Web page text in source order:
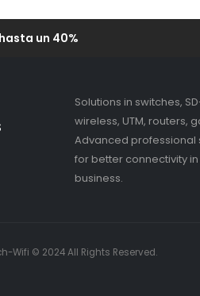
un 40%
Solutions in switches,
wireless, UTM, routers,
Advanced professional
for better connectivity
business.
Wifi © 2024 All Rights Reserved.